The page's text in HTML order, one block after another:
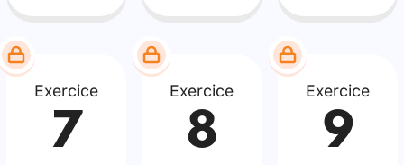
Exercice
7
Exercice
8
Exercice
9